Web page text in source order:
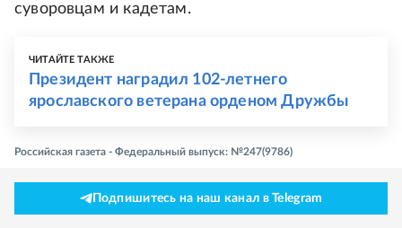
суворовцам и кадетам.
ЧИТАЙТЕ ТАКЖЕ
Президент наградил 102-летнего
ярославского ветерана орденом Дружбы
Российская газета - Федеральный выпуск: №247(9786)
Подпишитесь на наш канал в Telegram